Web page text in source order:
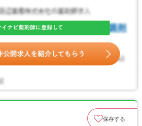
保存する